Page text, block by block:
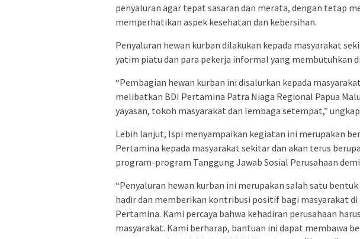
penyaluran agar tepat sasaran dan merata, dengan tetap
memperhatikan aspek kesehatan dan kebersihan.
Penyaluran hewan kurban dilakukan kepada masyarakat
yatim piatu dan para pekerja informal yang membutuhkan
“Pembagian hewan kurban ini disalurkan kepada
melibatkan BDI Pertamina Patra Niaga Regional Papua
yayasan, tokoh masyarakat dan lembaga setempat,”
Lebih lanjut, Ispi menyampaikan kegiatan ini merupakan
Pertamina kepada masyarakat sekitar dan akan terus
program-program Tanggung Jawab Sosial Perusahaan
“Penyaluran hewan kurban ini merupakan salah satu
hadir dan memberikan kontribusi positif bagi masyarakat
Pertamina. Kami percaya bahwa kehadiran perusahaan
masyarakat. Kami berharap, bantuan ini dapat membawa